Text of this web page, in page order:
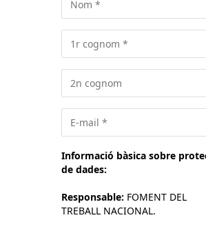
Informació bàsica sobre
de dades:
Responsable: FOMENT DEL
TREBALL NACIONAL.